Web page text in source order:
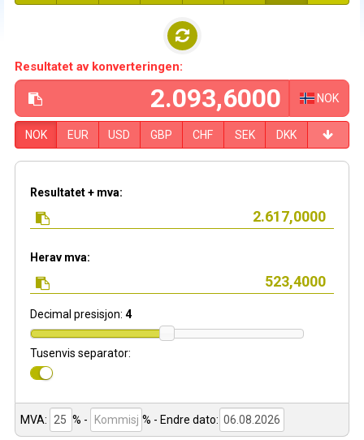
Resultatet av konverteringen:
NOK
NOK EUR USD GBP CHF SEK DKK
Resultatet + mva:
Herav mva:
Decimal presisjon: 4
Tusenvis separator:
MVA: % - % - Endre dato: